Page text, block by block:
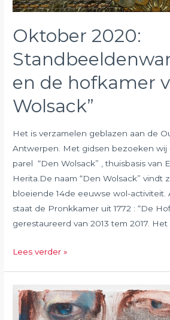
Oktober 2020:
en de hofkamer
Wolsack”
Het is verzamelen geblazen aan de
Antwerpen. Met gidsen bezoeken wij
parel “Den Wolsack” , thuisbasis van
Herita.De naam “Den Wolsack” vindt
bloeiende 14de eeuwse wol-activiteit.
staat de Pronkkamer uit 1772 : “De
gerestaureerd van 2013 tem 2017. Het
Oktober
en
de
Lees verder »